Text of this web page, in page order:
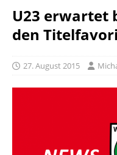
U23 erwartet
den
27. August 2015